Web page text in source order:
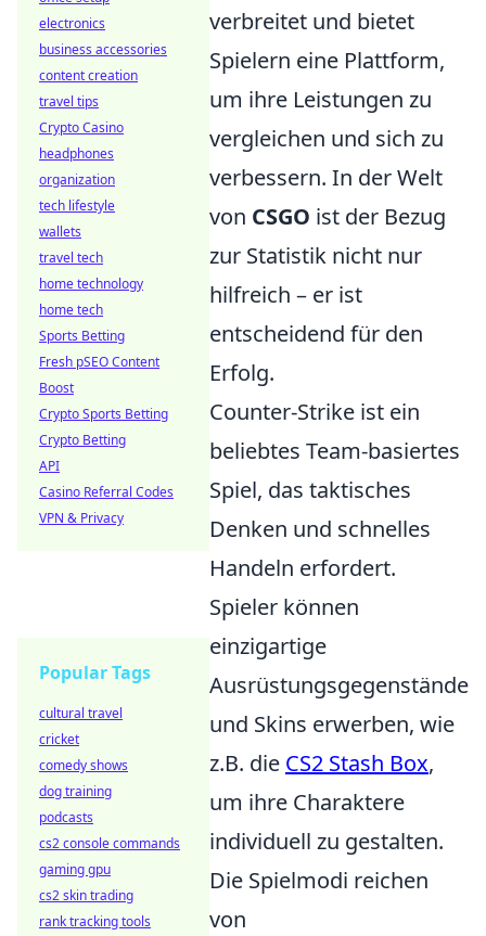
verbreitet und bietet
Spielern eine Plattform,
um ihre Leistungen zu
vergleichen und sich zu
verbessern. In der Welt
von CSGO ist der Bezug
zur Statistik nicht nur
hilfreich – er ist
entscheidend für den
Erfolg.
Counter-Strike ist ein
beliebtes Team-basiertes
Spiel, das taktisches
Denken und schnelles
Handeln erfordert.
Spieler können
einzigartige
Ausrüstungsgegenstände
und Skins erwerben, wie
z.B. die CS2 Stash Box,
um ihre Charaktere
individuell zu gestalten.
Die Spielmodi reichen
von
electronics
business accessories
content creation
travel tips
Crypto Casino
headphones
organization
tech lifestyle
wallets
travel tech
home technology
home tech
Sports Betting
Fresh pSEO Content
Boost
Crypto Sports Betting
Crypto Betting
API
Casino Referral Codes
VPN & Privacy
Popular Tags
cultural travel
cricket
comedy shows
dog training
podcasts
cs2 console commands
gaming gpu
cs2 skin trading
rank tracking tools